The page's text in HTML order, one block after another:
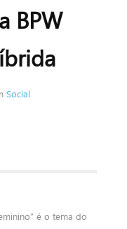
BPW
Social
é o tema do